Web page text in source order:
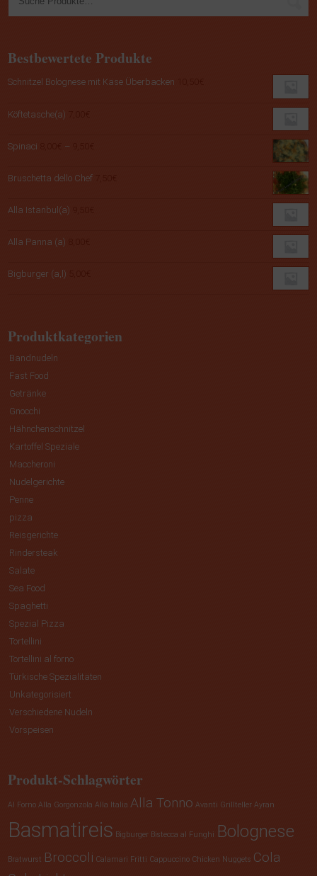
Bestbewertete Produkte
Schnitzel Bolognese mit Käse Überbacken
Köftetasche(a)
Spinaci –
Bruschetta dello Chef
Alla Istanbul(a)
Alla Panna (a)
Bigburger (a,l)
Produktkategorien
Bandnudeln
Fast Food
Getränke
Gnocchi
Hähnchenschnitzel
Kartoffel Speziale
Maccheroni
Nudelgerichte
Penne
pizza
Reisgerichte
Rindersteak
Salate
Sea Food
Spaghetti
Spezial Pizza
Tortellini
Tortellini al forno
Türkische Spezialitäten
Unkategorisiert
Verschiedene Nudeln
Vorspeisen
Produkt-Schlagwörter
Al Forno Alla Gorgonzola Alla Italia Alla Tonno Avanti Grillteller Ayran
Basmatireis Bigburger Bistecca al Funghi Bolognese
Bratwurst Broccoli Calamari Fritti Cappuccino Chicken Nuggets Cola